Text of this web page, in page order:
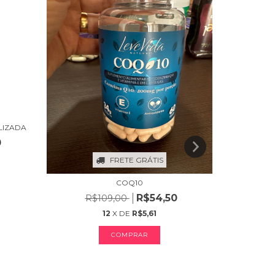
FRETE GRÁTIS
COQ10
R$109,00 R$54,50
12 X DE R$5,61